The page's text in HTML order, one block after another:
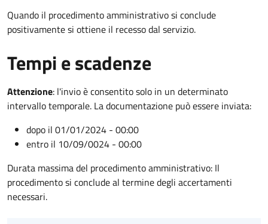
Quando il procedimento amministrativo si conclude
positivamente si ottiene il recesso dal servizio.
Tempi e scadenze
Attenzione: l'invio è consentito solo in un determinato
intervallo temporale. La documentazione può essere inviata:
dopo il 01/01/2024 - 00:00
entro il 10/09/0024 - 00:00
Durata massima del procedimento amministrativo: Il
procedimento si conclude al termine degli accertamenti
necessari.